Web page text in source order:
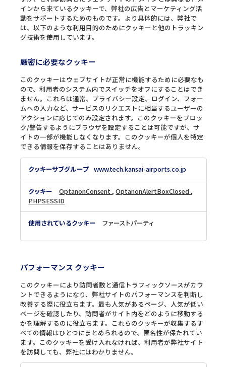
インから来ているクッキーで、弊社の広告とマーケティング活
動をサポートするためのものです。より具体的には、弊社で
は、以下のような利用目的のためにクッキーと他のトラッキン
グ技術を使用しています。
厳密に必要なクッキー
このクッキーはウェブサイトが正常に機能するために必要なも
ので、利用者のシステム内でスイッチをオフにすることはでき
ません。これらは通常、プライバシー設定、ログイン、フォー
ムへの入力など、サービスのリクエストに相当するユーザーの
アクションに応じてのみ設定されます。このクッキーをブロッ
ク/警告するようにブラウザを設定することは可能ですが、サ
イトの一部が機能しなくなります。このクッキーが個人を特定
できる情報を保存することはありません。
厳
に
な
キ
www.tech.kansai-airports.co.jp
OptanonConsent ,OptanonAlertBoxClosed ,
PHPSESSID
ファーストパーティ
パフォーマンス クッキー
このクッキーにより訪問者数と通信トラフィックソースがカウ
ントできるようになり、弊社サイトのパフォーマンスを判断し
改善する際に役立ちます。最も人気があるページ、人気が低い
ページを確認したり、訪問者がサイト内をどのように移動する
かを理解するのに役立ちます。これらのクッキーが収集するす
べての情報はひとつにまとめられるので、匿名性が保たれてい
ます。このクッキーを受け入れなければ、利用者が弊社サイト
を訪問しても、弊社にはわかりません。